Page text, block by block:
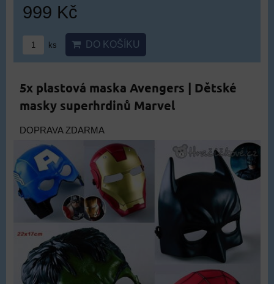
999 Kč
ks DO KOŠÍKU
5x plastová maska Avengers | Dětské
masky superhrdinů Marvel
DOPRAVA ZDARMA